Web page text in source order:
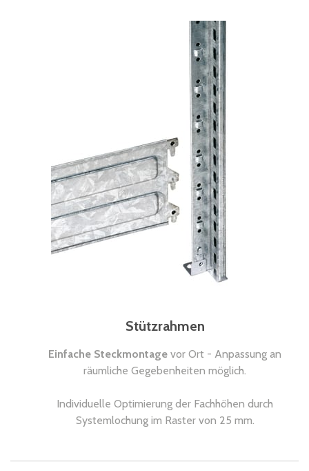
Stützrahmen
Einfache Steckmontage vor Ort - Anpassung an
räumliche Gegebenheiten möglich.
Individuelle Optimierung der Fachhöhen durch
Systemlochung im Raster von 25 mm.